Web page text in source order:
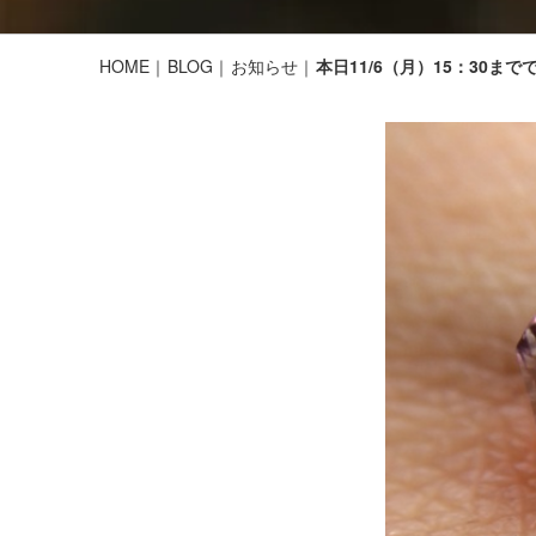
HOME BLOG お知らせ 本日11/6（月）15：30まで